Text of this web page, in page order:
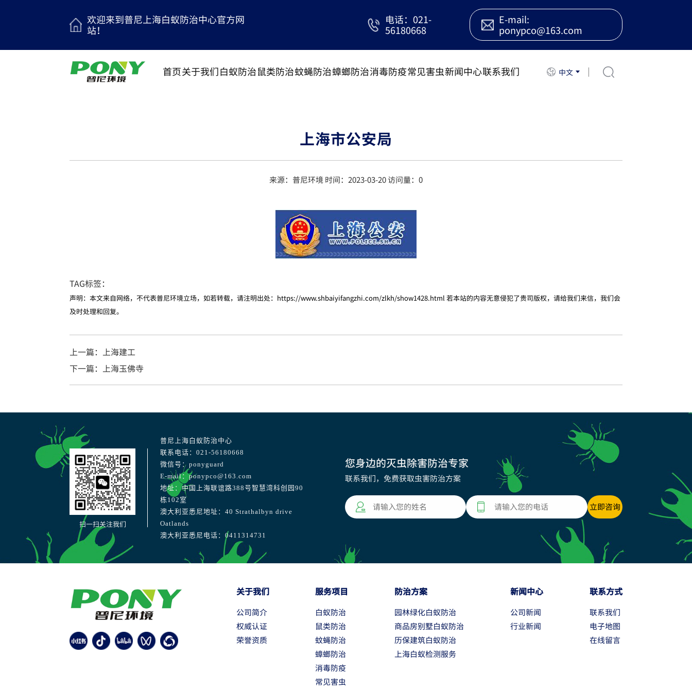
欢迎来到普尼上海白蚁防治中心官方网
站！
电话：021-
56180668
E-mail:
ponypco@163.com
首页关于我们白蚁防治鼠类防治蚊蝇防治蟑螂防治消毒防疫常见害虫新闻中心联系我们 中文
上海市公安局
来源：普尼环境 时间：2023-03-20 访问量： 0
TAG标签：
声明：本文来自网络，不代表普尼环境立场，如若转载，请注明出处： https://www.shbaiyifangzhi.com/zlkh/show1428.html 若本站的内容无意侵犯了贵司版权，请给我们来信，我们会
及时处理和回复。
上一篇：上海建工
下一篇：上海玉佛寺
扫一扫关注我们
普尼上海白蚁防治中心
联系电话：021-56180668
微信号：ponyguard
E-mail：ponypco@163.com
地址：中国上海联谊路388号智慧湾科创园90
栋102室
澳大利亚悉尼地址：40 Strathalbyn drive
Oatlands
澳大利亚悉尼电话：0411314731
您身边的灭虫除害防治专家
联系我们，免费获取虫害防治方案
关于我们
公司简介
权威认证
荣誉资质
服务项目
白蚁防治
鼠类防治
蚊蝇防治
蟑螂防治
消毒防疫
常见害虫
防治方案
园林绿化白蚁防治
商品房别墅白蚁防治
历保建筑白蚁防治
上海白蚁检测服务
新闻中心
公司新闻
行业新闻
联系方式
联系我们
电子地图
在线留言